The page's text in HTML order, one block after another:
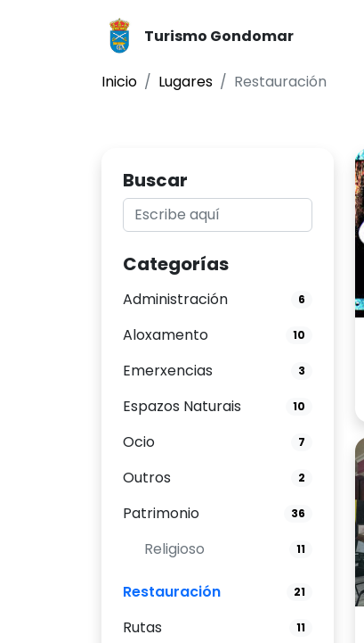
Turismo Gondomar
Inicio Lugares
Restauración
Buscar
Categorías
Administración 6
Aloxamento 10
Emerxencias 3
Espazos Naturais 10
Ocio 7
Outros 2
Patrimonio 36
Religioso 11
Restauración 21
Rutas 11